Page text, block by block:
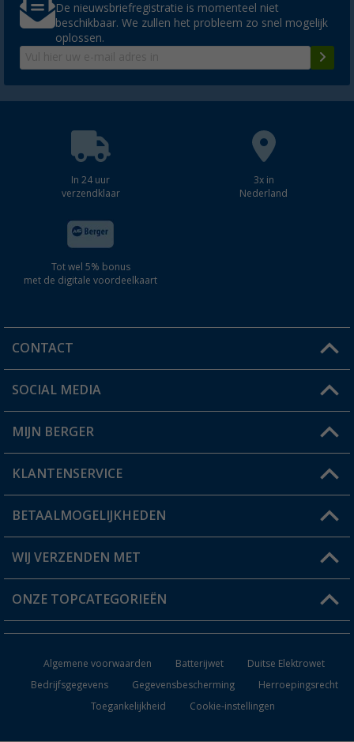
De nieuwsbriefregistratie is momenteel niet
beschikbaar. We zullen het probleem zo snel mogelijk
oplossen.
In 24 uur
verzendklaar
3x in
Nederland
Tot wel 5% bonus
met de digitale voordeelkaart
CONTACT
Een vraag?
Winkel vinden
SOCIAL MEDIA
MIJN BERGER
Mijn account
Status bestelling
Verlanglijstje
KLANTENSERVICE
FAQ & Contact
Verzendinformatie
Catalogus
BETAALMOGELIJKHEDEN
WIJ VERZENDEN MET
ONZE TOPCATEGORIEËN
Campingmeubilair
Algemene voorwaarden Batterijwet
Duitse Elektrowet
Bedrijfsgegevens
Gegevensbescherming
Herroepingsrecht
Toegankelijkheid
Cookie-instellingen